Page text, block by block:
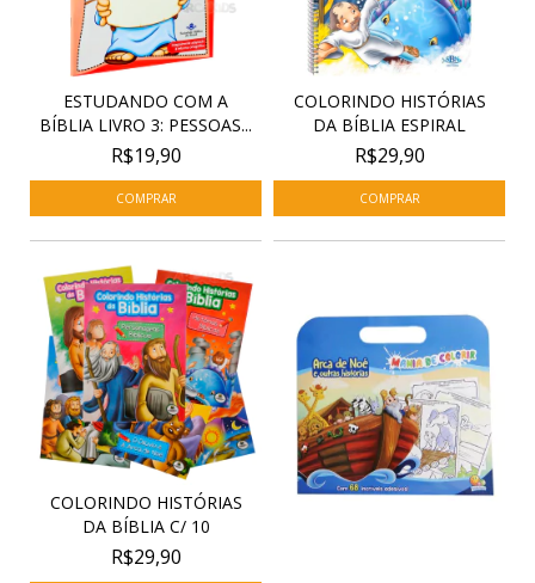
ESTUDANDO COM A
BÍBLIA LIVRO 3: PESSOAS...
R$19,90
COLORINDO HISTÓRIAS
DA BÍBLIA ESPIRAL
R$29,90
COLORINDO HISTÓRIAS
DA BÍBLIA C/ 10
R$29,90